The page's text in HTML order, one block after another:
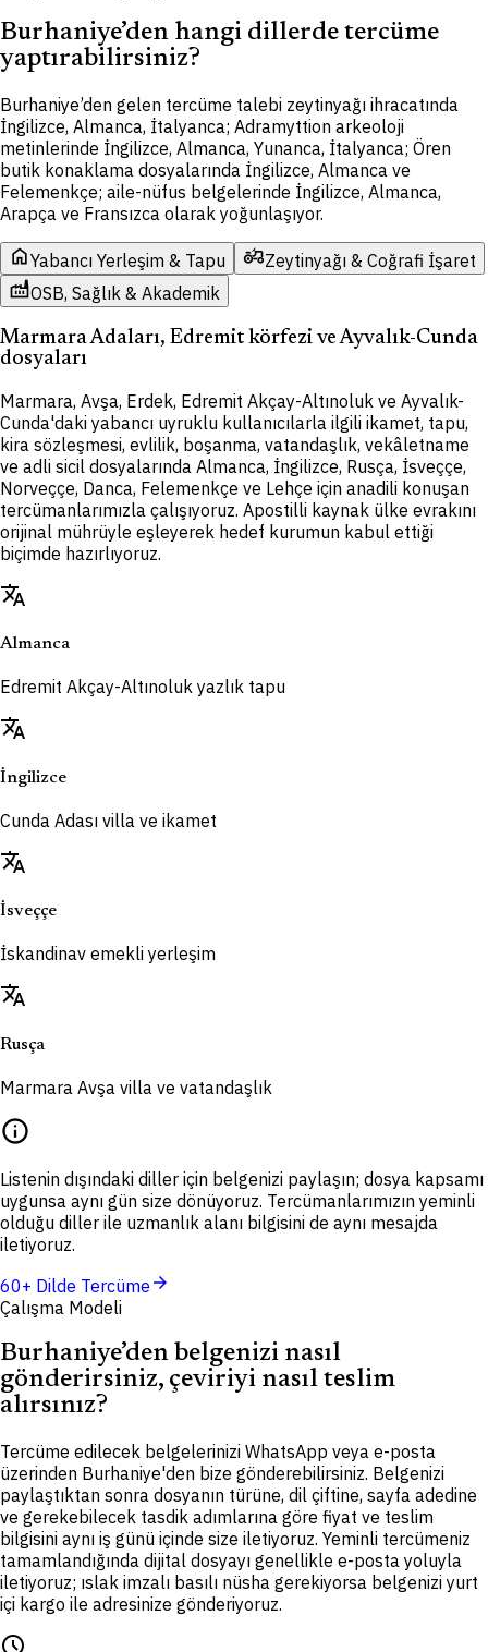
Burhaniye’den hangi dillerde tercüme
yaptırabilirsiniz?
Burhaniye’den gelen tercüme talebi zeytinyağı ihracatında
İngilizce, Almanca, İtalyanca; Adramyttion arkeoloji
metinlerinde İngilizce, Almanca, Yunanca, İtalyanca; Ören
butik konaklama dosyalarında İngilizce, Almanca ve
Felemenkçe; aile-nüfus belgelerinde İngilizce, Almanca,
Arapça ve Fransızca olarak yoğunlaşıyor.
homeYabancı Yerleşim & Tapu agricultureZeytinyağı & Coğrafi İşaret
factoryOSB, Sağlık & Akademik
Marmara Adaları, Edremit körfezi ve Ayvalık-Cunda
dosyaları
Marmara, Avşa, Erdek, Edremit Akçay-Altınoluk ve Ayvalık-
Cunda'daki yabancı uyruklu kullanıcılarla ilgili ikamet, tapu,
kira sözleşmesi, evlilik, boşanma, vatandaşlık, vekâletname
ve adli sicil dosyalarında Almanca, İngilizce, Rusça, İsveççe,
Norveççe, Danca, Felemenkçe ve Lehçe için anadili konuşan
tercümanlarımızla çalışıyoruz. Apostilli kaynak ülke evrakını
orijinal mührüyle eşleyerek hedef kurumun kabul ettiği
biçimde hazırlıyoruz.
translate
Almanca
Edremit Akçay-Altınoluk yazlık tapu
translate
İngilizce
Cunda Adası villa ve ikamet
translate
İsveççe
İskandinav emekli yerleşim
translate
Rusça
Marmara Avşa villa ve vatandaşlık
info
Listenin dışındaki diller için belgenizi paylaşın; dosya kapsamı
uygunsa aynı gün size dönüyoruz. Tercümanlarımızın yeminli
olduğu diller ile uzmanlık alanı bilgisini de aynı mesajda
iletiyoruz.
60+ Dilde Tercüme arrow_forward
Çalışma Modeli
Burhaniye’den belgenizi nasıl
gönderirsiniz, çeviriyi nasıl teslim
alırsınız?
Tercüme edilecek belgelerinizi WhatsApp veya e-posta
üzerinden Burhaniye'den bize gönderebilirsiniz. Belgenizi
paylaştıktan sonra dosyanın türüne, dil çiftine, sayfa adedine
ve gerekebilecek tasdik adımlarına göre fiyat ve teslim
bilgisini aynı iş günü içinde size iletiyoruz. Yeminli tercümeniz
tamamlandığında dijital dosyayı genellikle e-posta yoluyla
iletiyoruz; ıslak imzalı basılı nüsha gerekiyorsa belgenizi yurt
içi kargo ile adresinize gönderiyoruz.
schedule